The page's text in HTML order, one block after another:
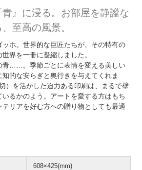
』に浸る。お部屋を静謐な
至高の風景。
ッホ。世界的な巨匠たちが、その特有の
界を一冊に凝縮しました。
青……。季節ごとに表情を変える美しい
的な安らぎと奥行きを与えてくれま
）を活かした迫力ある印刷は、まるで壁
るかのよう。アートを愛する方はもち
リアを好む方への贈り物としても最適
608×425(mm)